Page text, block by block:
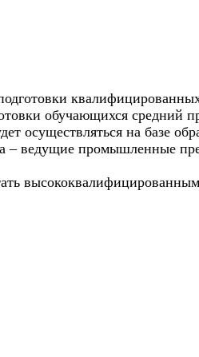
обучающихся средний
осуществляться на базе
– ведущие промышленные